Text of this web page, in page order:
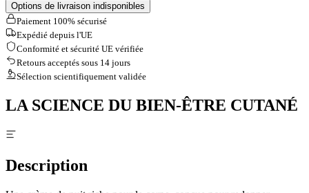
Options de livraison indisponibles
Paiement 100% sécurisé
Expédié depuis l'UE
Conformité et sécurité UE vérifiée
Retours acceptés sous 14 jours
Sélection scientifiquement validée
LA SCIENCE DU BIEN-ÊTRE CUTANÉ
Description